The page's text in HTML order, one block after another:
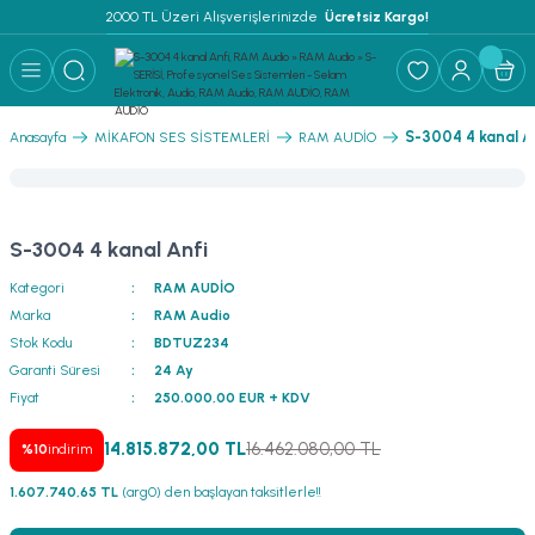
2000 TL Üzeri Alışverişlerinizde Ücretsiz Kargo!
Geri Dön
Geri Dön
Geri Dön
Geri Dön
Geri Dön
Geri Dön
Geri Dön
Mikrofonlar
Geri Dön
Geri Dön
Pako Şalter
Anasayfa MİKAFON SES SİSTEMLERİ RAM AUDİO S-3004 4 kanal
S-3004 4 kanal Anfi
Kategori
RAM AUDİO
Marka
RAM Audio
Stok Kodu
BDTUZ234
Garanti Süresi
24 Ay
Fiyat
250.000,00 EUR + KDV
%10indirim 14.815.872,00 TL16.462.080,00 TL
1.607.740,65 TL (arg0) den başlayan taksitlerle!!